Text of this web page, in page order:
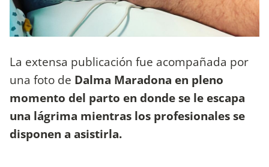
La extensa publicación fue acompañada por
una foto de Dalma Maradona en pleno
momento del parto en donde se le escapa
una lágrima mientras los profesionales se
disponen a asistirla.